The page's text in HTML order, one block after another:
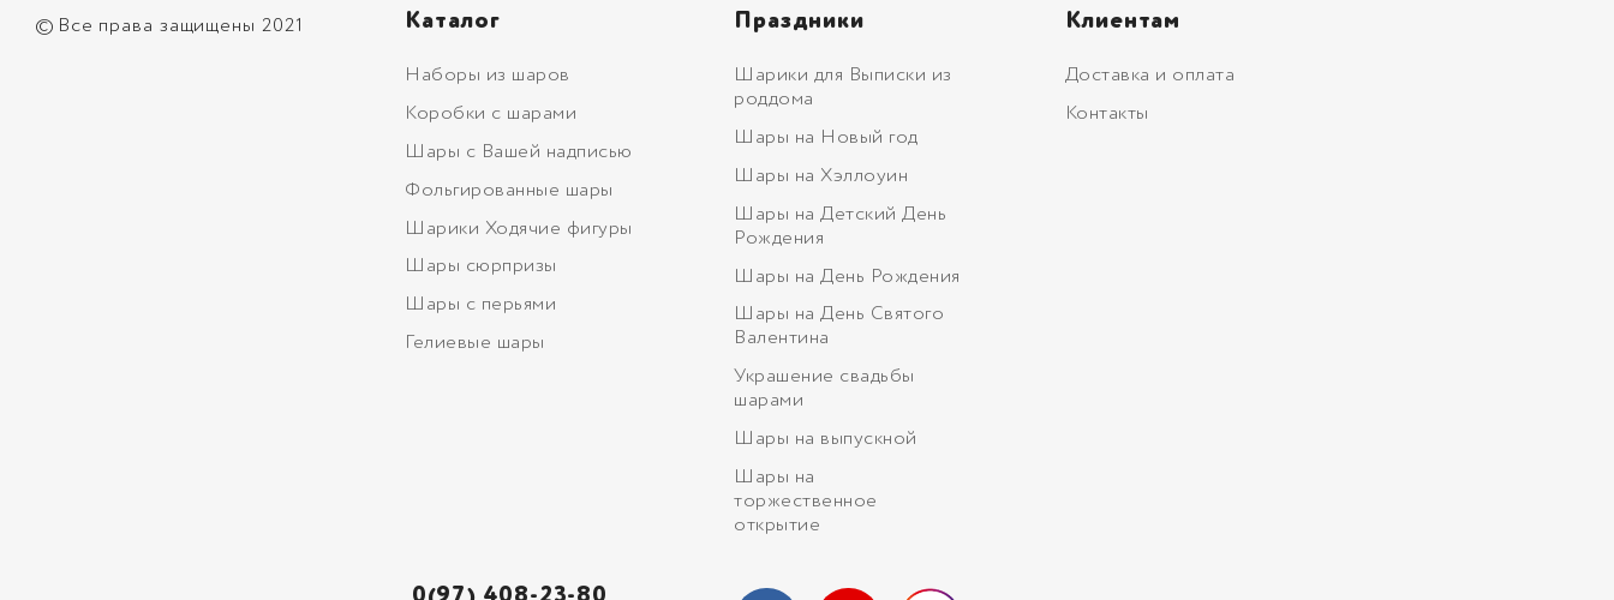
©Все права защищены 2021 Каталог
Наборы из шаров
Коробки с шарами
Шары с Вашей надписью
Фольгированные шары
Шарики Ходячие фигуры
Шары сюрпризы
Шары с перьями
Гелиевые шары
Праздники
Шарики для Выписки из
роддома
Шары на Новый год
Шары на Хэллоуин
Шары на Детский День
Рождения
Шары на День Рождения
Шары на День Святого
Валентина
Украшение свадьбы
шарами
Шары на выпускной
Шары на
торжественное
открытие
Клиентам
Доставка и оплата
Контакты